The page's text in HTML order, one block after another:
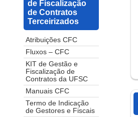
de Fiscalização
de Contratos
Terceirizados
Atribuições CFC
Fluxos – CFC
KIT de Gestão e
Fiscalização de
Contratos da UFSC
Manuais CFC
Termo de Indicação
de Gestores e Fiscais